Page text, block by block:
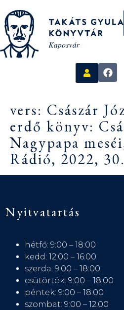
vers: Császár
erdő könyv:
Nagypapa
Rádió, 2022, 30.
Nyitvatartás
hétfő: 9:00 – 18:00
kedd: 12:00 – 16:00
szerda: 9:00 – 18:00
csütörtök: 9:00 – 18:00
péntek: 9:00 – 18:00
szombat: 9:00 – 12:00